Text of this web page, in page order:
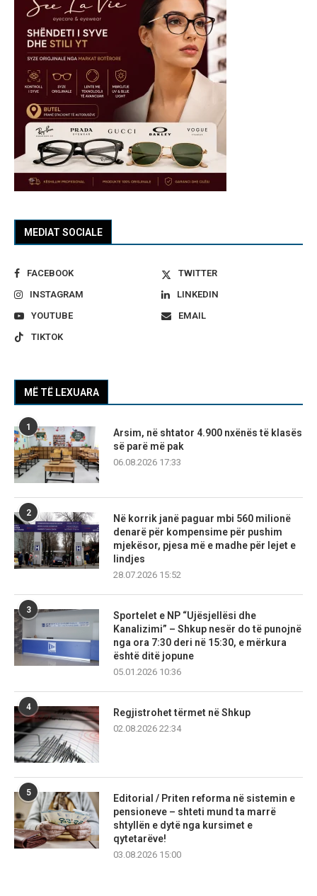
MEDIAT SOCIALE
FACEBOOK
TWITTER
INSTAGRAM
LINKEDIN
YOUTUBE
EMAIL
TIKTOK
MË TË LEXUARA
1
Arsim, në shtator 4.900 nxënës të klasës
së parë më pak
06.08.2026 17:33
2
Në korrik janë paguar mbi 560 milionë
denarë për kompensime për pushim
mjekësor, pjesa më e madhe për lejet e
lindjes
28.07.2026 15:52
3
Sportelet e NP “Ujësjellësi dhe
Kanalizimi” – Shkup nesër do të punojnë
nga ora 7:30 deri në 15:30, e mërkura
është ditë jopune
05.01.2026 10:36
4
Regjistrohet tërmet në Shkup
02.08.2026 22:34
5
Editorial / Priten reforma në sistemin e
pensioneve – shteti mund ta marrë
shtyllën e dytë nga kursimet e
qytetarëve!
03.08.2026 15:00